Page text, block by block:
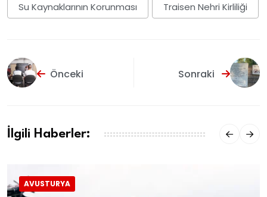
Su Kaynaklarının Korunması Traisen Nehri Kirliliği
Önceki Sonraki
İlgili Haberler:
AVUSTURYA